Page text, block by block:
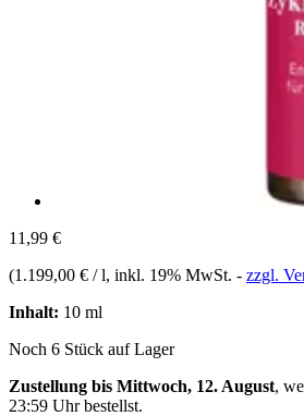
11,99 €
(1.199,00 € / l, inkl. 19% MwSt. - zzgl.
Inhalt: 10 ml
Noch 6 Stück auf Lager
Zustellung bis Mittwoch, 12. August,
23:59 Uhrbestellst.